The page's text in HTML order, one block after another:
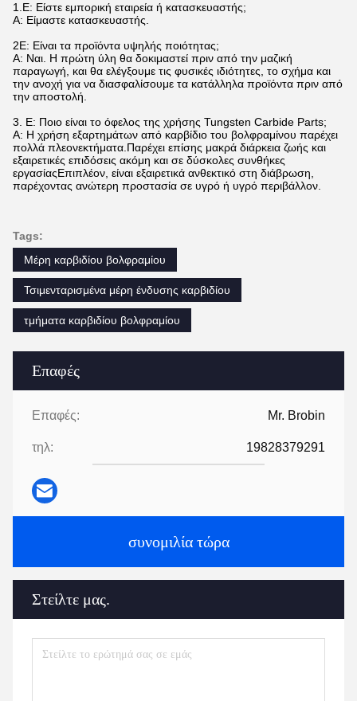
Επαφές
Επαφές: Mr. Brobin
τηλ: 19828379291
συνομιλία τώρα
Στείλτε μας.
1. Ε: Είστε εμπορική εταιρεία ή κατασκευαστής;
Α: Είμαστε κατασκευαστής.
2Ε: Είναι τα προϊόντα υψηλής ποιότητας;
Α: Ναι. Η πρώτη ύλη θα δοκιμαστεί πριν από την μαζική
παραγωγή, και θα ελέγξουμε τις φυσικές ιδιότητες, το σχήμα και
την ανοχή για να διασφαλίσουμε τα κατάλληλα προϊόντα πριν από
την αποστολή.
3. Ε: Ποιο είναι το όφελος της χρήσης Tungsten Carbide Parts;
Α: Η χρήση εξαρτημάτων από καρβίδιο του βολφραμίνου παρέχει
πολλά πλεονεκτήματα.Παρέχει επίσης μακρά διάρκεια ζωής και
εξαιρετικές επιδόσεις ακόμη και σε δύσκολες συνθήκες
εργασίαςΕπιπλέον, είναι εξαιρετικά ανθεκτικό στη διάβρωση,
παρέχοντας ανώτερη προστασία σε υγρό ή υγρό περιβάλλον.
Tags:
Μέρη καρβιδίου βολφραμίου
Τσιμενταρισμένα μέρη ένδυσης καρβιδίου
τμήματα καρβιδίου βολφραμίου